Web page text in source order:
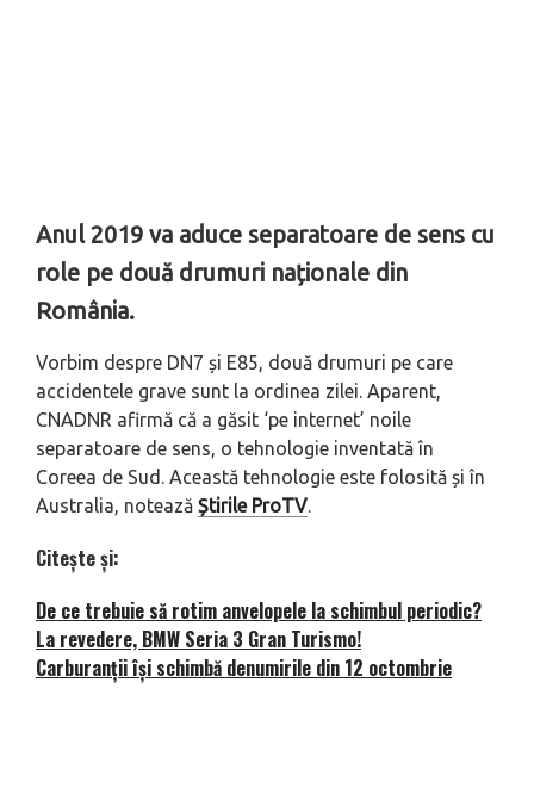
Anul 2019 va aduce separatoare de sens cu
role pe două drumuri naționale din
România.
Vorbim despre DN7 și E85, două drumuri pe care
accidentele grave sunt la ordinea zilei. Aparent,
CNADNR afirmă că a găsit ‘pe internet’ noile
separatoare de sens, o tehnologie inventată în
Coreea de Sud. Această tehnologie este folosită și în
Australia, notează Știrile ProTV.
Citește și:
De ce trebuie să rotim anvelopele la schimbul periodic?
La revedere, BMW Seria 3 Gran Turismo!
Carburanții își schimbă denumirile din 12 octombrie